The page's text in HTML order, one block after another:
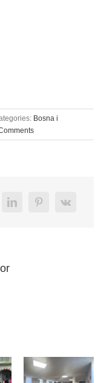
Bosna i
LinkedInPinterestVk